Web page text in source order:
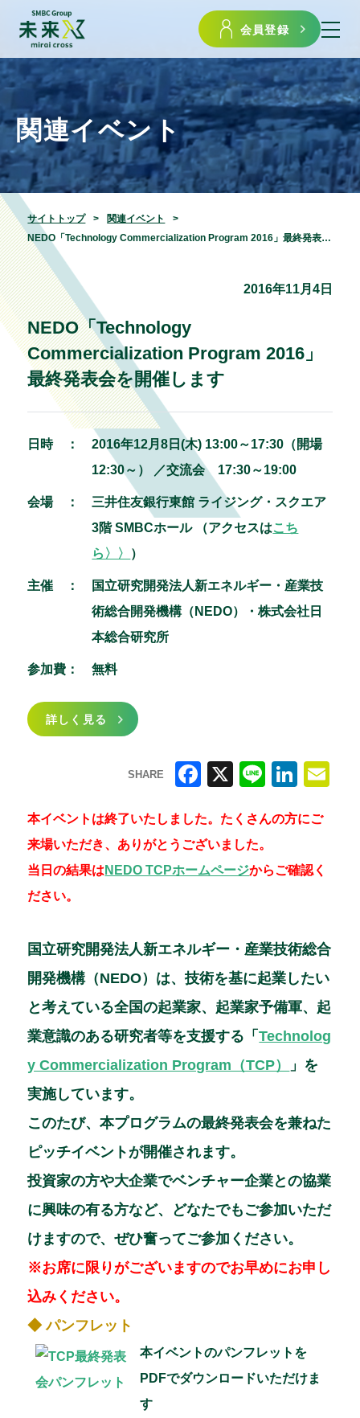
会員登録
関連イベント
サイトトップ
関連イベント
NEDO「Technology Commercialization Program 2016」最終発表会を開催します
2016年11月4日
NEDO「Technology
Commercialization Program 2016」
最終発表会を開催します
日時 ：
2016年12月8日(木) 13:00～17:30（開場
12:30～） ／交流会 17:30～19:00
会場 ：
三井住友銀行東館 ライジング・スクエア
3階 SMBCホール
（アクセスはこち
ら〉〉 ）
主催 ：
国立研究開発法人新エネルギー・産業技
術総合開発機構（NEDO）・株式会社日
本総合研究所
参加費： 無料
詳しく見る
SHARE
a
c
e
o
k
n
e
n
e
m
l
本イベントは終了いたしました。たくさんの方にご
来場いただき、ありがとうございました。
当日の結果は NEDO TCPホームページからご確認く
ださい。
国立研究開発法人新エネルギー・産業技術総合
開発機構（NEDO）は、技術を基に起業したい
と考えている全国の起業家、起業家予備軍、起
業意識のある研究者等を支援する「Technolog
y Commercialization Program（TCP）
」を
実施しています。
このたび、本プログラムの最終発表会を兼ねた
ピッチイベントが開催されます。
投資家の方や大企業でベンチャー企業との協業
に興味の有る方など、どなたでもご参加いただ
けますので、ぜひ奮ってご参加ください。
※お席に限りがございますのでお早めにお申し
込みください。
◆ パンフレット
本イベントのパンフレットを
PDFでダウンロードいただけま
す